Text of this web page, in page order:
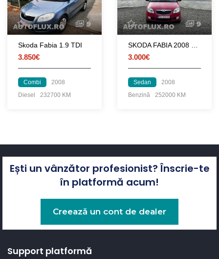
9
Skoda Fabia 1.9 TDI
3.850€
Combi
2008
Diesel
232700 KM
9
3.000€
Sedan
2008
Benzină
252000 KM
Ești un vânzător profesionist? Înscrie-te
în platformă acum!
Creează un cont de dealer
Support platformă